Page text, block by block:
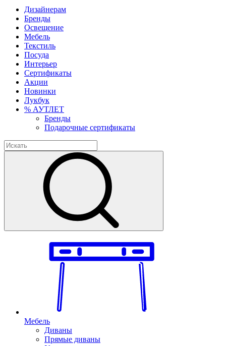
Дизайнерам
Бренды
Освещение
Мебель
Текстиль
Посуда
Интерьер
Сертификаты
Акции
Новинки
Лукбук
% АУТЛЕТ
Бренды
Подарочные сертификаты
Мебель
Диваны
Прямые диваны